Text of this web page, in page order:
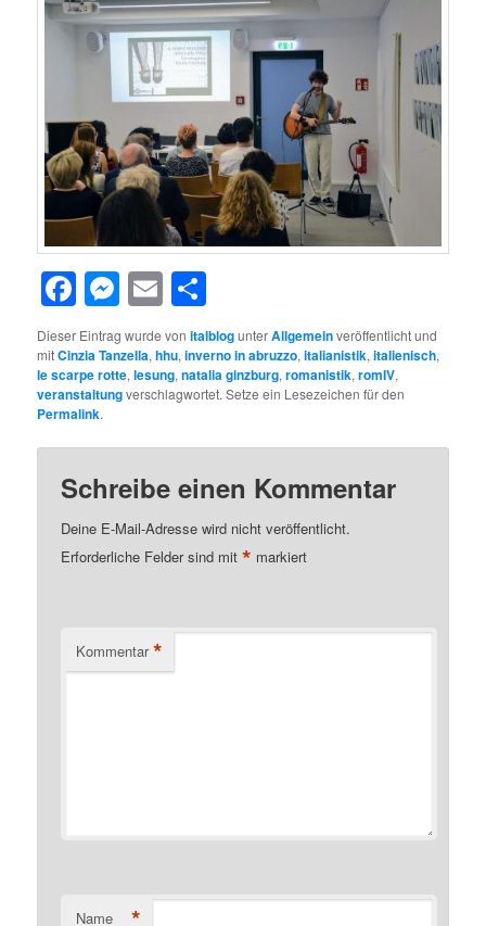
Facebook
Messenger
Email
Dieser Eintrag wurde vonitalblogunterAllgemeinveröffentlicht und
mitCinzia Tanzella,hhu,inverno in abruzzo,italianistik,italienisch,
le scarpe rotte,lesung,natalia ginzburg,romanistik,romIV,
veranstaltungverschlagwortet. Setze ein Lesezeichen für den
Permalink.
Schreibe einen Kommentar
Deine E-Mail-Adresse wird nicht veröffentlicht.
Erforderliche Felder sind mit* markiert
Kommentar *
Name *